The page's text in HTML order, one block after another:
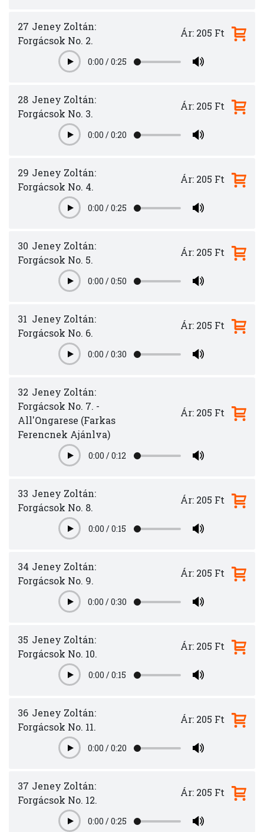
27 Jeney Zoltán:
Forgácsok No. 2.
Play0:00 /0:25
Ár: 205 Ft
28 Jeney Zoltán:
Forgácsok No. 3.
Play0:00 /0:20
Ár: 205 Ft
29 Jeney Zoltán:
Forgácsok No. 4.
Play0:00 /0:25
Ár: 205 Ft
30 Jeney Zoltán:
Forgácsok No. 5.
Play0:00 /0:50
Ár: 205 Ft
31 Jeney Zoltán:
Forgácsok No. 6.
Play0:00 /0:30
Ár: 205 Ft
32 Jeney Zoltán:
Forgácsok No. 7. -
All'Ongarese (Farkas
Ferencnek Ajánlva)
Play0:00 /0:12
Ár: 205 Ft
33 Jeney Zoltán:
Forgácsok No. 8.
Play0:00 /0:15
Ár: 205 Ft
34 Jeney Zoltán:
Forgácsok No. 9.
Play0:00 /0:30
Ár: 205 Ft
35 Jeney Zoltán:
Forgácsok No. 10.
Play0:00 /0:15
Ár: 205 Ft
36 Jeney Zoltán:
Forgácsok No. 11.
Play0:00 /0:20
Ár: 205 Ft
37 Jeney Zoltán:
Forgácsok No. 12.
Play0:00 /0:25
Ár: 205 Ft